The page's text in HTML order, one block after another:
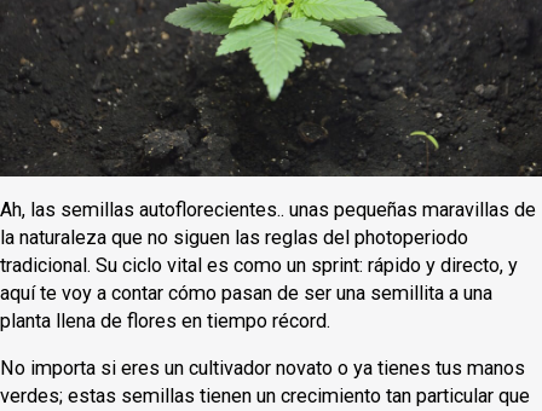
Ah, las semillas autoflorecientes.. unas pequeñas maravillas de
la naturaleza que no siguen las reglas del photoperiodo
tradicional. Su ciclo vital es como un sprint: rápido y directo, y
aquí te voy a contar cómo pasan de ser una semillita a una
planta llena de flores en tiempo récord.
No importa si eres un cultivador novato o ya tienes tus manos
verdes; estas semillas tienen un crecimiento tan particular que